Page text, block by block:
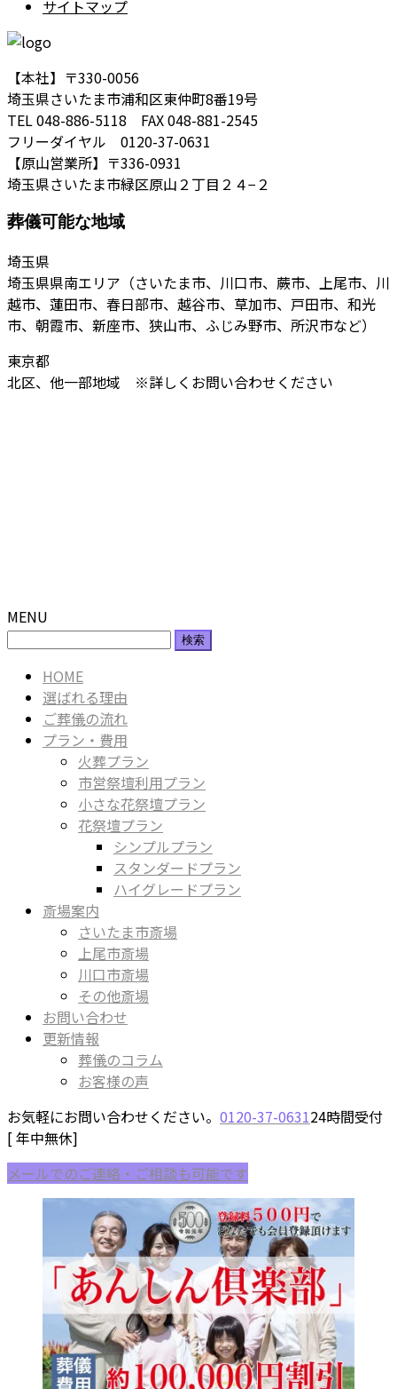
サイトマップ
【本社】〒330-0056
埼玉県さいたま市浦和区東仲町8番19号
TEL 048-886-5118 FAX 048-881-2545
フリーダイヤル 0120-37-0631
【原山営業所】〒336-0931
埼玉県さいたま市緑区原山２丁目２４−２
葬儀可能な地域
埼玉県
埼玉県県南エリア（さいたま市、川口市、蕨市、上尾市、川
越市、蓮田市、春日部市、越谷市、草加市、戸田市、和光
市、朝霞市、新座市、狭山市、ふじみ野市、所沢市など）
東京都
北区、他一部地域 ※詳しくお問い合わせください
MENU
検
HOME
選ばれる理由
ご葬儀の流れ
プラン・費用
火葬プラン
市営祭壇利用プラン
小さな花祭壇プラン
花祭壇プラン
シンプルプラン
スタンダードプラン
ハイグレードプラン
斎場案内
さいたま市斎場
上尾市斎場
川口市斎場
その他斎場
お問い合わせ
更新情報
葬儀のコラム
お客様の声
お気軽にお問い合わせください。 0120-37-063124時間受付
[ 年中無休]
メールでのご連絡・ご相談も可能です